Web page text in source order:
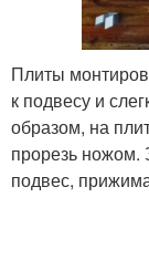
Плиты
к подвесу и
образом, на
прорезь ножом.
подвес,